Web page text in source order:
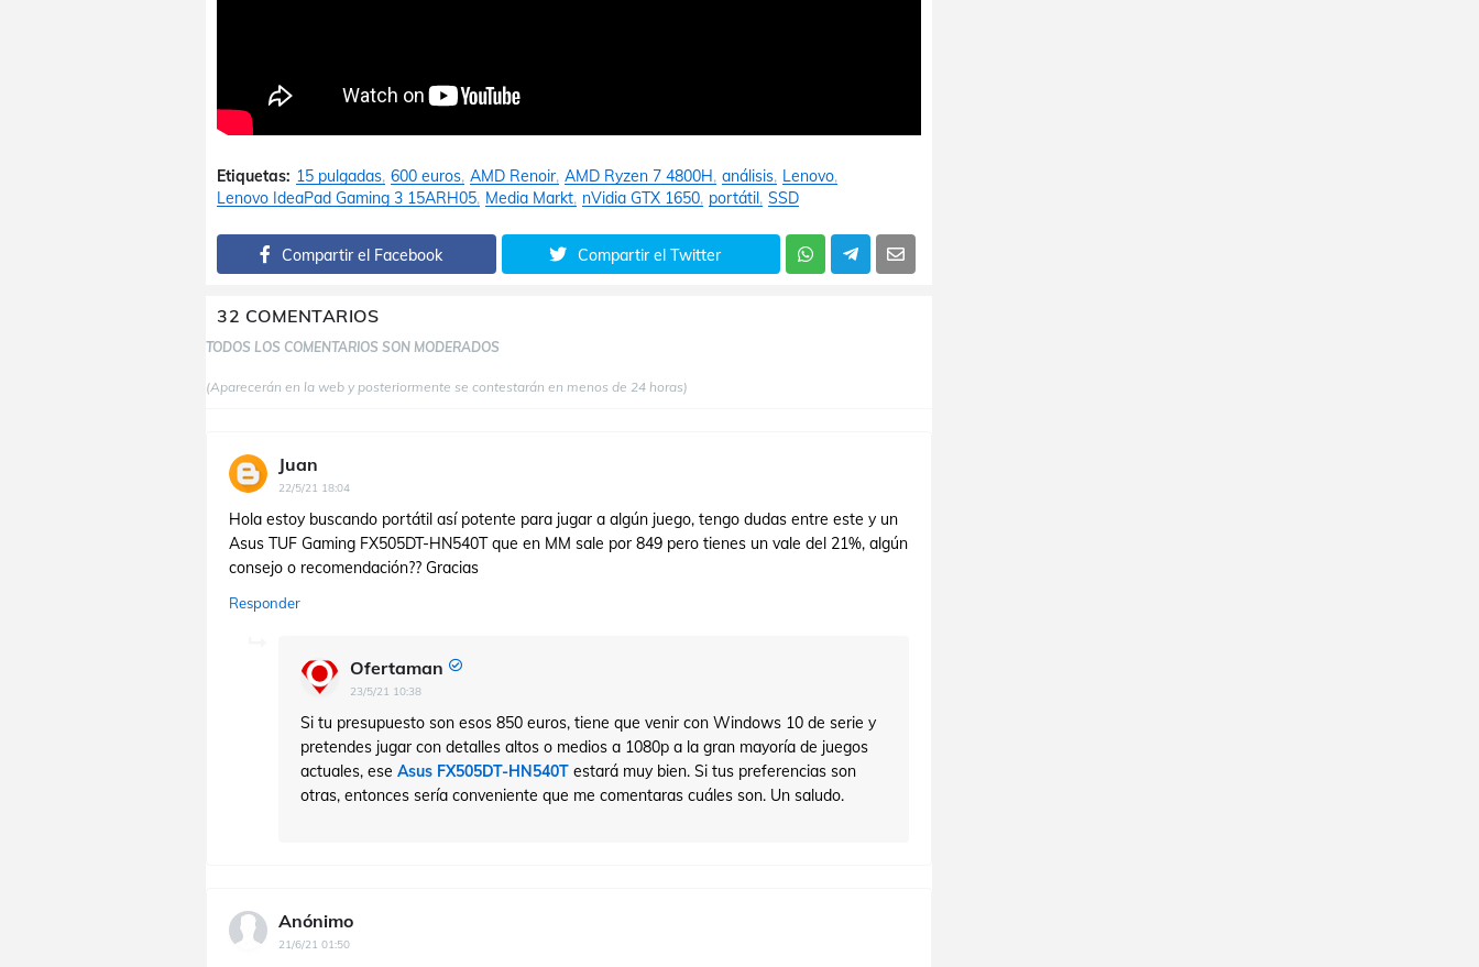
Etiquetas: 15 pulgadas 600 euros AMD Renoir AMD Ryzen 7 4800H análisis Lenovo
Lenovo IdeaPad Gaming 3 15ARH05 Media Markt nVidia GTX 1650 portátil SSD
Compartir el Facebook Compartir el Twitter
32 COMENTARIOS
TODOS LOS COMENTARIOS SON MODERADOS
(Aparecerán en la web y posteriormente se contestarán en menos de 24 horas)
Juan
22/5/21 18:04
Hola estoy buscando portátil así potente para jugar a algún juego, tengo dudas entre este y un
Asus TUF Gaming FX505DT-HN540T que en MM sale por 849 pero tienes un vale del 21%, algún
consejo o recomendación?? Gracias
Responder
Ofertaman
23/5/21 10:38
Si tu presupuesto son esos 850 euros, tiene que venir con Windows 10 de serie y
pretendes jugar con detalles altos o medios a 1080p a la gran mayoría de juegos
actuales, ese Asus FX505DT-HN540T estará muy bien. Si tus preferencias son
otras, entonces sería conveniente que me comentaras cuáles son. Un saludo.
Anónimo
21/6/21 01:50